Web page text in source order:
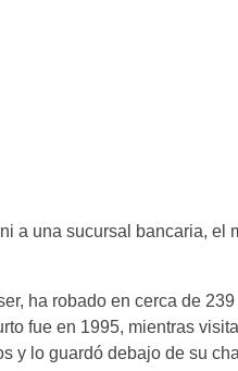
a una sucursal bancaria, el
ha robado en cerca de
fue en 1995, mientras
y lo guardó debajo de su